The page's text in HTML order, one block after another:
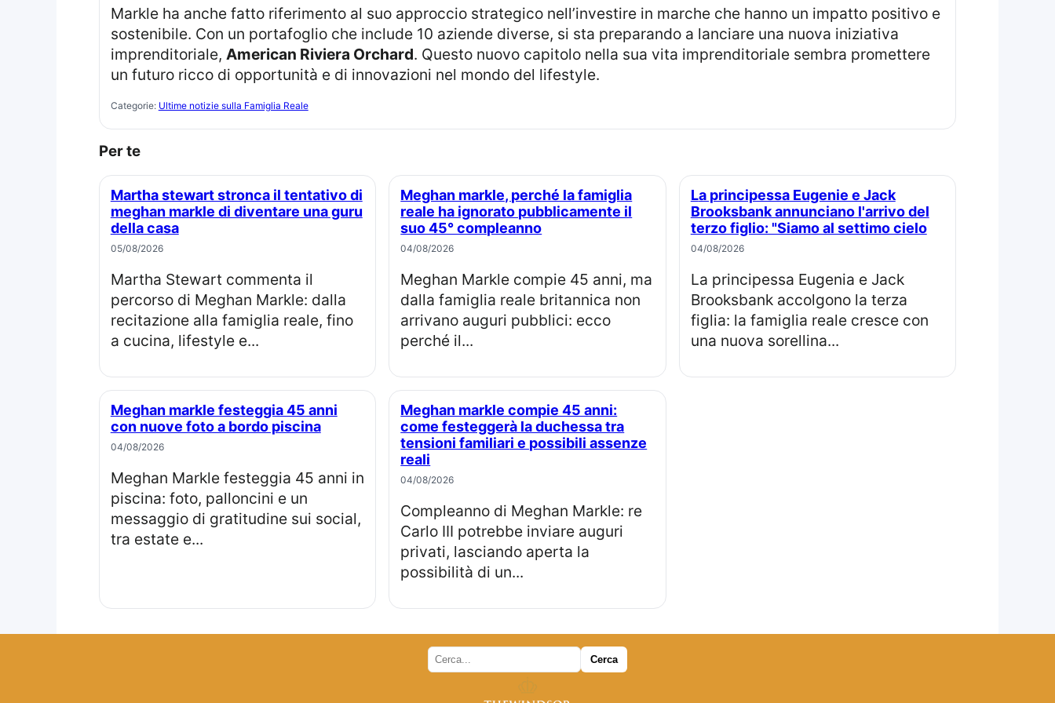
Markle ha anche fatto riferimento al suo approccio strategico nell’investire in marche che hanno un impatto positivo e
sostenibile. Con un portafoglio che include 10 aziende diverse, si sta preparando a lanciare una nuova iniziativa
imprenditoriale, American Riviera Orchard. Questo nuovo capitolo nella sua vita imprenditoriale sembra promettere
un futuro ricco di opportunità e di innovazioni nel mondo del lifestyle.
Categorie: Ultime notizie sulla Famiglia Reale
Per te
Martha stewart stronca il tentativo di
meghan markle di diventare una guru
della casa
05/08/2026
Martha Stewart commenta il
percorso di Meghan Markle: dalla
recitazione alla famiglia reale, fino
a cucina, lifestyle e...
Meghan markle, perché la famiglia
reale ha ignorato pubblicamente il
suo 45° compleanno
04/08/2026
Meghan Markle compie 45 anni, ma
dalla famiglia reale britannica non
arrivano auguri pubblici: ecco
perché il...
La principessa Eugenie e Jack
Brooksbank annunciano l'arrivo del
terzo figlio: "Siamo al settimo cielo
04/08/2026
La principessa Eugenia e Jack
Brooksbank accolgono la terza
figlia: la famiglia reale cresce con
una nuova sorellina...
Meghan markle festeggia 45 anni
con nuove foto a bordo piscina
04/08/2026
Meghan Markle festeggia 45 anni in
piscina: foto, palloncini e un
messaggio di gratitudine sui social,
tra estate e...
Meghan markle compie 45 anni:
come festeggerà la duchessa tra
tensioni familiari e possibili assenze
reali
04/08/2026
Compleanno di Meghan Markle: re
Carlo III potrebbe inviare auguri
privati, lasciando aperta la
possibilità di un...